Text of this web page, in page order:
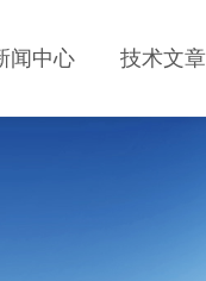
闻中心 技术文章